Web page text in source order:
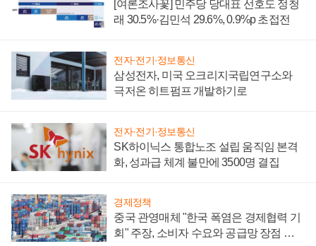
[여론조사꽃] 민주당 당대표 선호도 정청
래 30.5%·김민석 29.6%, 0.9%p 초접전
전자·전기·정보통신
삼성전자, 미국 오크리지국립연구소와
극저온 히트펌프 개발하기로
전자·전기·정보통신
SK하이닉스 통합노조 설립 움직임 본격
화, 성과급 체계 불만에 3500명 결집
경제정책
중국 관영매체 "한국 폭염은 경제협력 기
회" 주장, 소비자 수요와 공급망 장점 강